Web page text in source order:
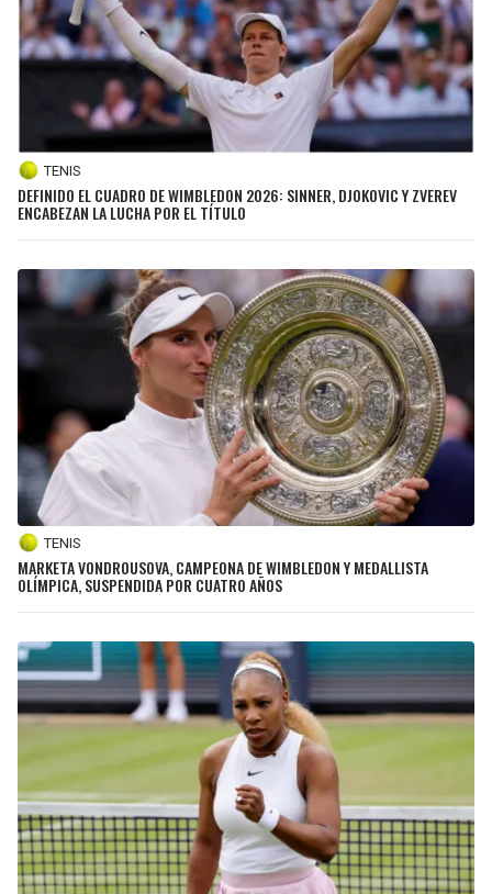
TENIS
DEFINIDO EL CUADRO DE WIMBLEDON 2026: SINNER, DJOKOVIC Y ZVEREV
ENCABEZAN LA LUCHA POR EL TÍTULO
TENIS
MARKETA VONDROUSOVA, CAMPEONA DE WIMBLEDON Y MEDALLISTA
OLÍMPICA, SUSPENDIDA POR CUATRO AÑOS